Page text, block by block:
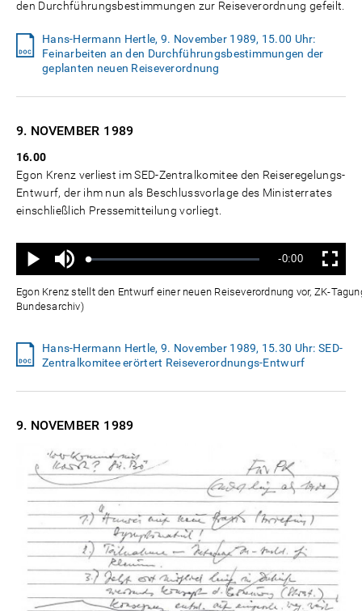
den Durchführungsbestimmungen zur Reiseverordnung gefeilt.
Hans-Hermann Hertle, 9. November 1989, 15.00 Uhr:
Feinarbeiten an den Durchführungsbestimmungen der
geplanten neuen Reiseverordnung
9. NOVEMBER 1989
16.00
Egon Krenz verliest im SED-Zentralkomitee den Reiseregelungs-
Entwurf, der ihm nun als Beschlussvorlage des Ministerrates
einschließlich Pressemitteilung vorliegt.
Wiedergabe
Ton
aus
Geladen:
Status:
Verbleibende
Zeit
-0:00 Vollbild
Egon Krenz stellt den Entwurf einer neuen Reiseverordnung vor, ZK-
Bundesarchiv)
Hans-Hermann Hertle, 9. November 1989, 15.30 Uhr: SED-
Zentralkomitee erörtert Reiseverordnungs-Entwurf
9. NOVEMBER 1989